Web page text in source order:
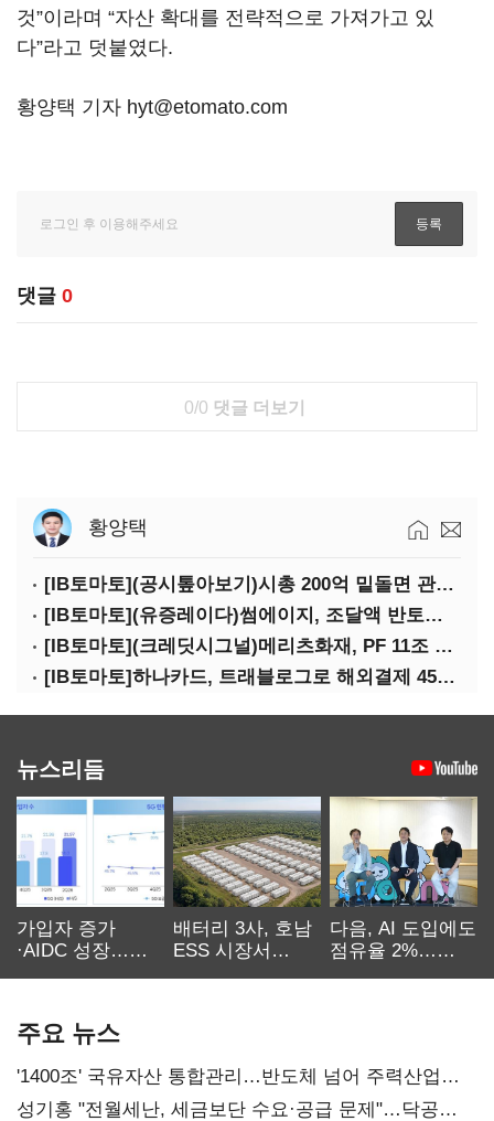
것”이라며 “자산 확대를 전략적으로 가져가고 있
다”라고 덧붙였다.
황양택 기자 hyt@etomato.com
댓글 0
0/0 댓글 더보기
황양택
[IB토마토](공시톺아보기)시총 200억 밑돌면 관리종목…상폐 피하려면
[IB토마토](유증레이다)썸에이지, 조달액 반토막…시총 200억 못 넘으면 철회
[IB토마토](크레딧시그널)메리츠화재, PF 11조 노출…부동산 사업성 저하 우려
[IB토마토]하나카드, 트래블로그로 해외결제 45% 장악…카드이익은 제자리
뉴스리듬
가입자 증가
·AIDC 성장…
배터리 3사, 호남
ESS 시장서
다음, AI 도입에도
점유율 2%…
주요 뉴스
'1400조' 국유자산 통합관리…반도체 넘어 주력산업
구조혁신
성기홍 "전월세난, 세금보단 수요·공급 문제"…닥공